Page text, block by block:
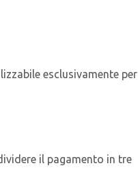
esclusivamente per
il pagamento in tre